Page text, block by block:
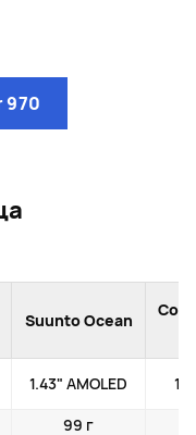
970
Suunto Ocean
1.43" AMOLED
99 г